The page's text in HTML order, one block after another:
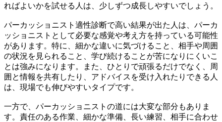
ればよいかを試せる人は、少しずつ成長しやすいでしょう。
パーカッショニスト適性診断で高い結果が出た人は、パーカ
ッショニストとして必要な感覚や考え方を持っている可能性
があります。特に、細かな違いに気づけること、相手や周囲
の状況を見られること、学び続けることが苦になりにくいこ
とは強みになります。また、ひとりで頑張るだけでなく、周
囲と情報を共有したり、アドバイスを受け入れたりできる人
は、現場でも伸びやすいタイプです。
一方で、パーカッショニストの道には大変な部分もありま
す。責任のある作業、細かな準備、長い練習、相手に合わせ